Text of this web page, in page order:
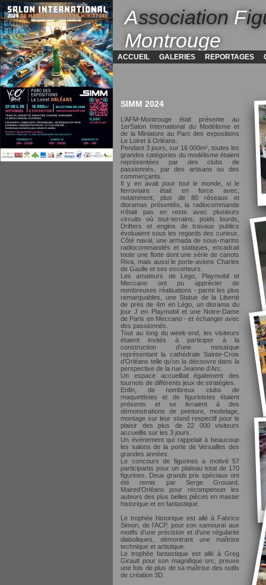
Association F
Montrouge
ACCUEIL GALERIES REPORTAGES
SIMM 2024
L’AFM-Montrouge était présente au
1erSalon International du Modélisme et
de la Miniature au Parc des expositions
Le Loiret à Orléans.
Pendant 3 jours, sur 16 000m², toutes les
grandes catégories du modélisme étaient
représentées par des clubs de
passionnés, par des artisans ou des
commerçants.
Il y en avait pour tout le monde, si le
ferroviaire était en force avec,
notamment, plus de 80 réseaux et
dioramas présentés, la radiocommande
n’était pas en reste avec plusieurs
circuits où tout-terrains, poids lourds,
Drifters et engins de travaux publics
évoluaient sous les regards des curieux.
Côté naval, une armada de sous-marins
radiocommandés et statiques, encadrait
toute une flotte dont une série de canots
Riva, mais aussi le porte-avions Charles
de Gaulle et ses escorteurs.
Les amateurs de Lego, Playmobil et
Meccano ont pu apprécier de
nombreuses réalisations - parmi les plus
remarquables, une Statue de la Liberté
de près de 4m en Légo, un diorama du
jour J en Playmobil et une Notre-Dame
de Paris en Meccano - et échanger avec
des passionnés.
Tout au long du week-end, les visiteurs
étaient invités à participer à la
construction d’une mosaïque
représentant la cathédrale Sainte-Croix
d’Orléans telle qu’on la découvre dans la
perspective de la rue Jeanne d’Arc.
Un espace accueillait également des
tournois de différents jeux de stratégies.
Enfin, de nombreux clubs de
maquettistes et de figurinistes étaient
présents et se livraient à des
démonstrations de peinture, modelage,
montage sur leur stand respectif pour le
plaisir des plus de 22 000 visiteurs
accueillis sur les 3 jours.
Un événement qui rappelait à beaucoup
les salons de la porte de Versailles des
grandes années.
Le concours de figurines a motivé 57
participants pour un plateau total de 170
figurines. Deux grands prix spéciaux ont
été remis par Serge Grouard,
Maired’Orléans pour récompenser les
auteurs des plus belles pièces en master
historique et en fantastique.
Le trophée historique est allé à Fabrice
Simon, de l’ACP, pour son samouraï aux
motifs d’une précision et d’une régularité
diaboliques, démontrant une maîtrise
technique et artistique.
Le trophée fantastique est allé à Greg
Girault pour son magnifique orc, preuve
une fois de plus de sa maîtrise des outils
de création 3D.